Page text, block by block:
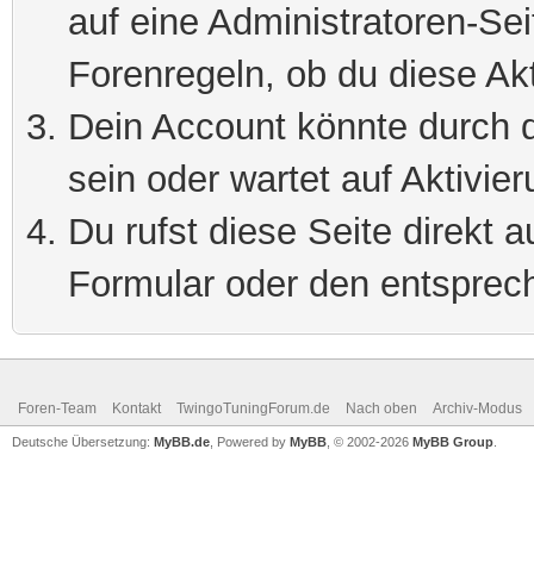
auf eine Administratoren-
Forenregeln, ob du diese
Dein Account könnte durch
sein oder wartet auf
Du rufst diese Seite direkt
Formular oder den
Foren-Team Kontakt TwingoTuningForum.de Nach oben Archiv-Modus
Deutsche Übersetzung: MyBB.de , Powered by MyBB , © 2002-2026 MyBB Group